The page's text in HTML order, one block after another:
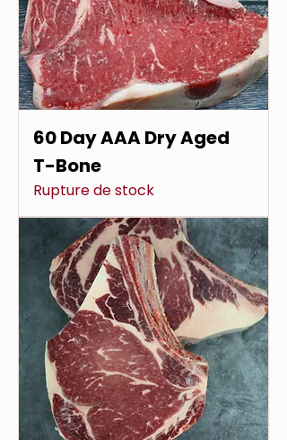
60 Day AAA Dry Aged
T-Bone
Rupture de stock